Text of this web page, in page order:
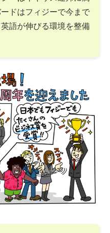
ドはフィジーで今まで
語が伸びる環境を整備